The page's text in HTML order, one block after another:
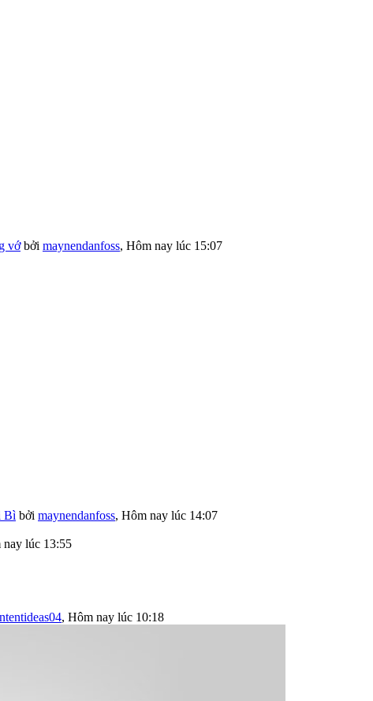
vớ bởi maynendanfoss, Hôm nay lúc 15:07
Bì bởi maynendanfoss, Hôm nay lúc 14:07
nay lúc 13:55
, Hôm nay lúc 10:18